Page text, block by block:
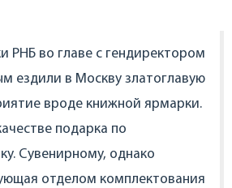
РНБ во главе с гендиректором
ездили в Москву златоглавую
вроде книжной ярмарки.
подарка по
Сувенирному, однако
отделом комплектования